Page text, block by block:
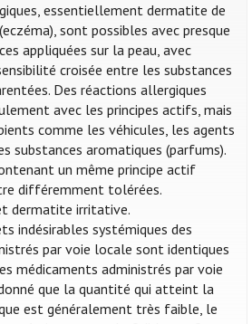
essentiellement dermatite de
sont possibles avec presque
appliquées sur la peau, avec
croisée entre les substances
Des réactions allergiques
avec les principes actifs, mais
comme les véhicules, les agents
substances aromatiques (parfums).
un même principe actif
différemment tolérées.
dermatite irritative.
indésirables systémiques des
par voie locale sont identiques
médicaments administrés par voie
que la quantité qui atteint la
est généralement très faible, le